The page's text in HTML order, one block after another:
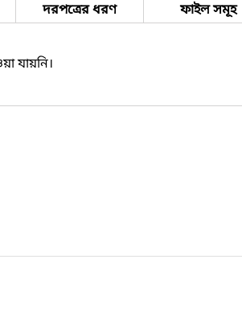
দরপত্রের ধরণ ফাইল সমূহ
যায়নি।